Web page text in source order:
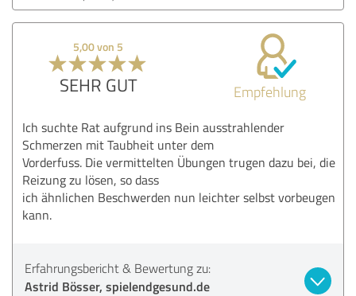
5,00 von 5
SEHR GUT Empfehlung
Ich suchte Rat aufgrund ins Bein ausstrahlender
Schmerzen mit Taubheit unter dem
Vorderfuss. Die vermittelten Übungen trugen dazu bei, die
Reizung zu lösen, so dass
ich ähnlichen Beschwerden nun leichter selbst vorbeugen
kann.
Erfahrungsbericht & Bewertung zu:
Astrid Bösser, spielendgesund.de